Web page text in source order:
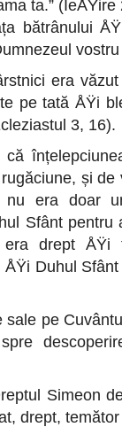
ta.”
bătrânului
vostru
era
pe tată ÅŸi
3, 16).
și
nu era doar
Sfânt pentru
drept ÅŸi
Duhul
pe
Simeon
drept,